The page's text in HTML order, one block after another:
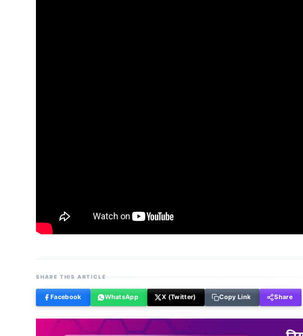
SHARE THIS ARTICLE
Facebook WhatsApp X (Twitter) Copy Link Share